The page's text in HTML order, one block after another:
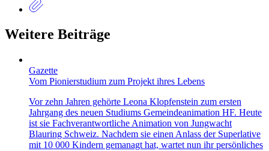
Weitere Beiträge
Gazette
Vom Pionierstudium zum Projekt ihres Lebens
Vor zehn Jahren gehörte Leona Klopfenstein zum ersten
Jahrgang des neuen Studiums Gemeindeanimation HF. Heute
ist sie Fachverantwortliche Animation von Jungwacht
Blauring Schweiz. Nachdem sie einen Anlass der Superlative
mit 10 000 Kindern gemanagt hat, wartet nun ihr persönliches